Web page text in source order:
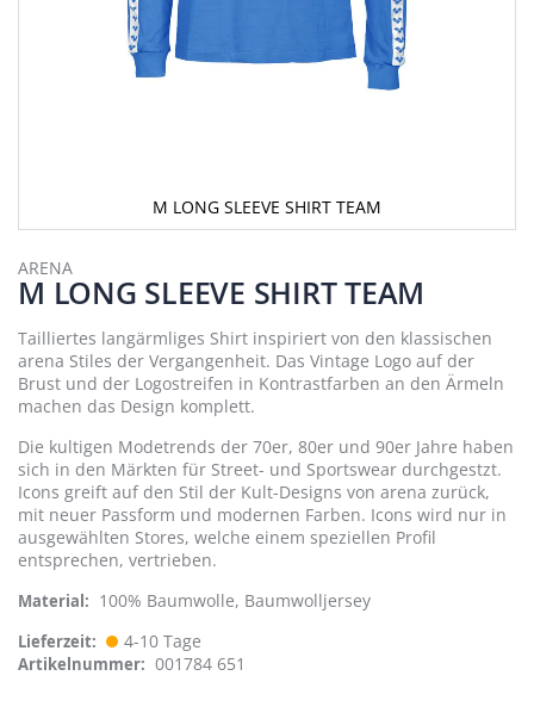
M LONG SLEEVE SHIRT TEAM
Anfang
der
Bildergalerie
springen
ARENA
M LONG SLEEVE SHIRT TEAM
Tailliertes langärmliges Shirt inspiriert von den klassischen
arena Stiles der Vergangenheit. Das Vintage Logo auf der
Brust und der Logostreifen in Kontrastfarben an den Ärmeln
machen das Design komplett.
Die kultigen Modetrends der 70er, 80er und 90er Jahre haben
sich in den Märkten für Street- und Sportswear durchgestzt.
Icons greift auf den Stil der Kult-Designs von arena zurück,
mit neuer Passform und modernen Farben. Icons wird nur in
ausgewählten Stores, welche einem speziellen Profil
entsprechen, vertrieben.
Material 100% Baumwolle, Baumwolljersey
Lieferzeit 4-10 Tage
Artikelnummer 001784 651